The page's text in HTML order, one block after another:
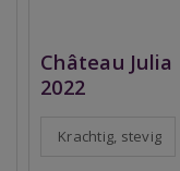
Château
2022
Krachtig, stevig